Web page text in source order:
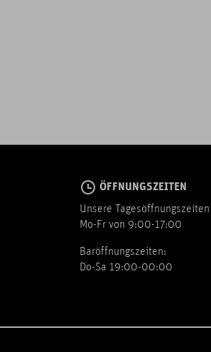
ÖFFNUNGSZEITEN
Unsere
Mo-Fr von 9:00-17:00
Baröffnungszeiten:
Do-Sa 19:00-00:00